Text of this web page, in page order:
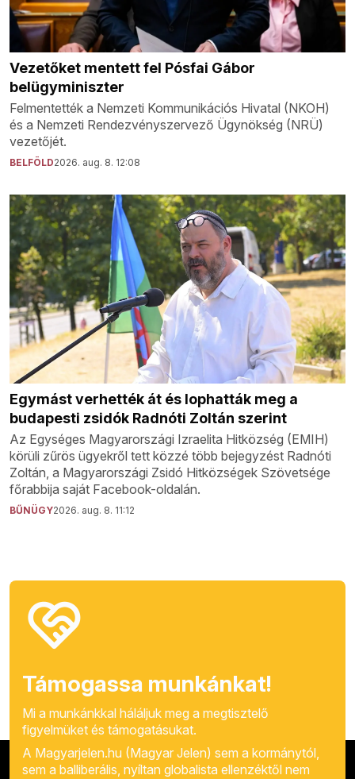
Vezetőket mentett fel Pósfai Gábor
belügyminiszter
Felmentették a Nemzeti Kommunikációs Hivatal (NKOH)
és a Nemzeti Rendezvényszervező Ügynökség (NRÜ)
vezetőjét.
BELFÖLD2026. aug. 8. 12:08
Egymást verhették át és lophatták meg a
budapesti zsidók Radnóti Zoltán szerint
Az Egységes Magyarországi Izraelita Hitközség (EMIH)
körüli zűrös ügyekről tett közzé több bejegyzést Radnóti
Zoltán, a Magyarországi Zsidó Hitközségek Szövetsége
főrabbija saját Facebook-oldalán.
BŰNÜGY2026. aug. 8. 11:12
Támogassa munkánkat!
Mi a munkánkkal háláljuk meg a megtisztelő
figyelmüket és támogatásukat.
A Magyarjelen.hu (Magyar Jelen) sem a kormánytól,
sem a balliberális, nyíltan globalista ellenzéktől nem